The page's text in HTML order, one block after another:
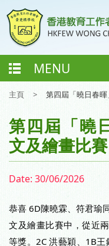
MENU
主頁 > 第四屆「曉日春
第四屆「曉
文及繪畫比賽
Date: 30/06/2026
恭喜 6D陳曉霖、符君瑜
文及繪畫比賽中，從近
等獎。2C 洪藝穎、1B